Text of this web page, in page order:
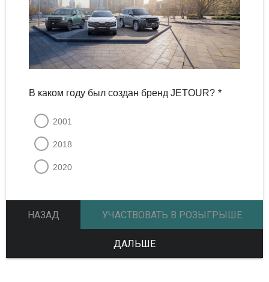
В каком году был создан бренд JETOUR? *
2001
2018
2020
НАЗАД УЧАСТВОВАТЬ В РОЗЫГРЫШЕ
ДАЛЬШЕ